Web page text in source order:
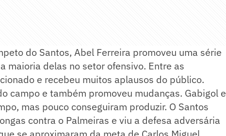
do Santos, Abel Ferreira promoveu uma série
maioria delas no setor ofensivo. Entre as
e recebeu muitos aplausos do público.
campo e também promoveu mudanças. Gabigol e
mas pouco conseguiram produzir. O Santos
contra o Palmeiras e viu a defesa adversária